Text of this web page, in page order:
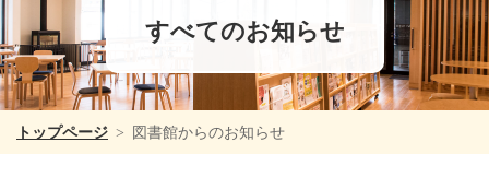
すべてのお知らせ
トップページ 図書館からのお知らせ